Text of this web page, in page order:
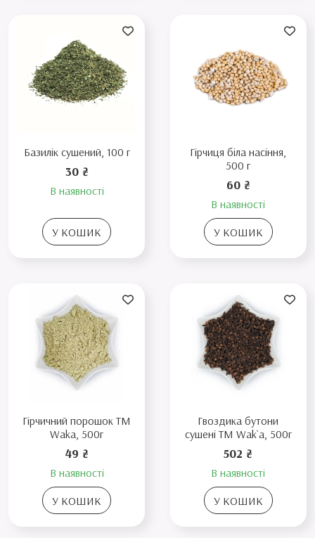
Базилік сушений, 100 г
30 ₴
В наявності
У КОШИК
Гірчиця біла насіння,
500 г
60 ₴
В наявності
У КОШИК
Гірчичний порошок ТМ
Waka, 500г
49 ₴
В наявності
У КОШИК
Гвоздика бутони
сушені TM Wak`a, 500г
502 ₴
В наявності
У КОШИК